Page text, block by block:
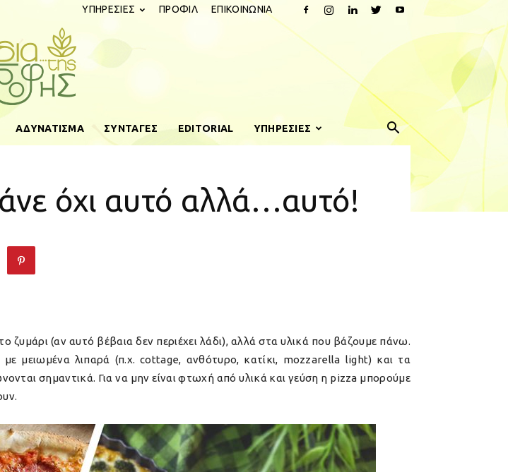
ΥΠΗΡΕΣΙΕΣ ΠΡΟΦΙΛ ΕΠΙΚΟΙΝΩΝΙΑ
ΑΔΥΝΑΤΙΣΜΑ ΣΥΝΤΑΓΕΣ EDITORIAL ΥΠΗΡΕΣΙΕΣ
όχι αυτό αλλά…αυτό!
ζυμάρι (αν αυτό βέβαια δεν περιέχει λάδι), αλλά στα υλικά που βάζουμε πάνω.
μειωμένα λιπαρά (π.χ. cottage, ανθότυρο, κατίκι, mozzarella light) και τα
σημαντικά. Για να μην είναι φτωχή από υλικά και γεύση η pizza μπορούμε